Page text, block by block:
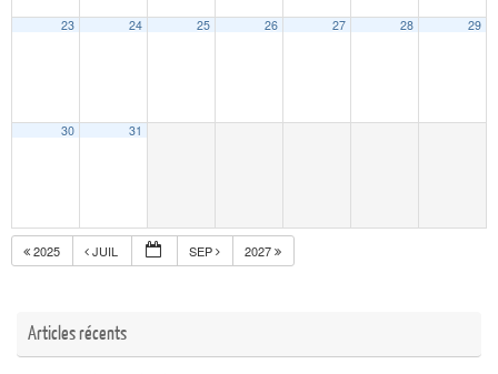
23 24 25 26 27 28 29
30 31
2025 JUIL SEP 2027
Articles récents